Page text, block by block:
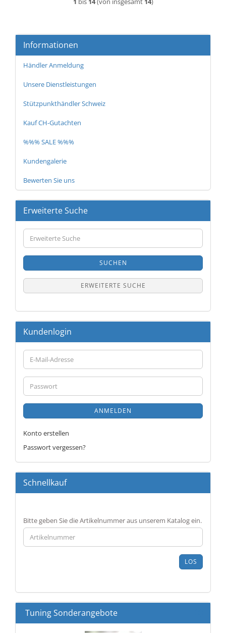
Informationen
Händler Anmeldung
Unsere Dienstleistungen
Stützpunkthändler Schweiz
Kauf CH-Gutachten
%%% SALE %%%
Kundengalerie
Bewerten Sie uns
Erweiterte Suche
Erweiterte
Suche
SUCHEN
ERWEITERTE SUCHE
Kundenlogin
E-
Mail-
Adresse
Passwort
ANMELDEN
Konto erstellen
Passwort vergessen?
Schnellkauf
BITTE
GEBEN
SIE
DIE
EIN.
Bitte geben Sie die Artikelnummer aus unserem Katalog ein.
LOS
Tuning Sonderangebote